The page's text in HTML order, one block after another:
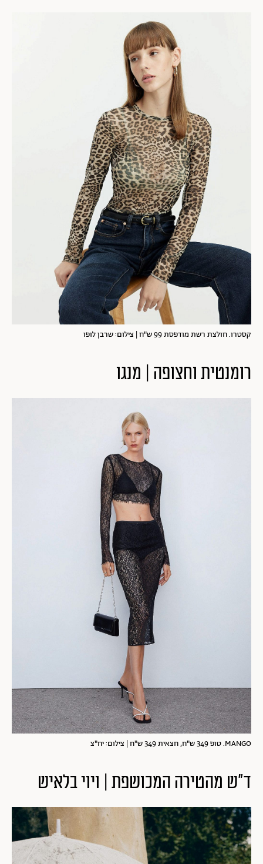
קסטרו. חולצת רשת מודפסת 99 ש"ח | צילום: שרבן לופו
רומנטית וחצופה | מנגו
MANGO. טופ 349 ש"ח, חצאית 349 ש"ח | צילום: יח"צ
ד"ש מהטירה המכושפת | ויוי בלאיש